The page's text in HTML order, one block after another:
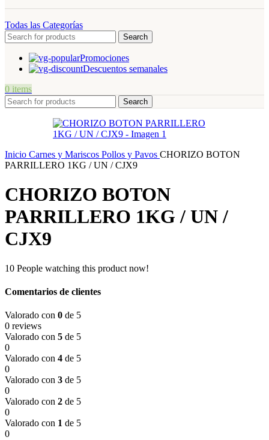
Todas las Categorías
Search
Promociones
Descuentos semanales
0 items
Search
Inicio Carnes y Mariscos Pollos y Pavos CHORIZO BOTON
PARRILLERO 1KG / UN / CJX9
CHORIZO BOTON
PARRILLERO 1KG / UN /
CJX9
10 People watching this product now!
Comentarios de clientes
Valorado con 0 de 5
0 reviews
Valorado con 5 de 5
0
Valorado con 4 de 5
0
Valorado con 3 de 5
0
Valorado con 2 de 5
0
Valorado con 1 de 5
0